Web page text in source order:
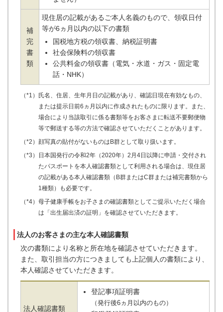
補
完
書
類
現住居の記載があるご本人名義のもので、領収日付
等が6ヵ月以内の以下の書類
国税地方税の領収書、納税証明書
社会保険料の領収書
公共料金の領収書（電気・水道・ガス・固定電
話・NHK）
（*1）氏名、住居、生年月日の記載があり、確認日現在有効なもの、
または提示日前6ヵ月以内に作成されたものに限ります。また、
場合により当該取引に係る書類等をお客さまに転送不要郵便物
等で郵送する等の方法で確認させていただくことがあります。
（*2）顔写真の貼付がないものはB群として取り扱います。
（*3）日本国発行の令和2年（2020年）2月4日以降に申請・交付され
たパスポートを本人確認書類として利用される場合は、現住居
の記載がある本人確認書類（B群またはC群または補完書類から
1種類）も必要です。
（*4）母子健康手帳をお子さまの確認書類としてご提示いただく場合
は「出生届出済の証明」を確認させていただきます。
法人のお客さまの主な本人確認書類
次の書類により名称と所在地を確認させていただきます。
また、取引担当の方につきましても上記個人の書類により、
本人確認させていただきます。
法人確認書類
登記事項証明書
（発行後6ヵ月以内のもの）